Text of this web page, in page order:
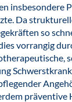
insbesondere
Da
so
vorrangig
präventive